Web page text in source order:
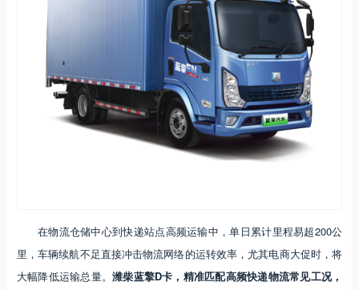
在物流仓储中心到快递站点高频运输中，单日累计里程易超200公
里，车辆续航不足直接冲击物流网络的运转效率，尤其电商大促时，将
大幅降低运输总量。潍柴蓝擎D卡，精准匹配高频快递物流常见工况，